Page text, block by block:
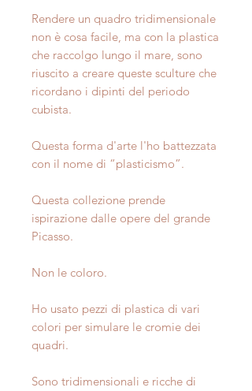
Rendere un quadro tridimensionale
non è cosa facile, ma con la plastica
che raccolgo lungo il mare, sono
riuscito a creare queste sculture che
ricordano i dipinti del periodo
cubista.
Questa forma d'arte l'ho battezzata
con il nome di “plasticismo”.
Questa collezione prende
ispirazione dalle opere del grande
Picasso.
Non le coloro.
Ho usato pezzi di plastica di vari
colori per simulare le cromie dei
quadri.
Sono tridimensionali e ricche di